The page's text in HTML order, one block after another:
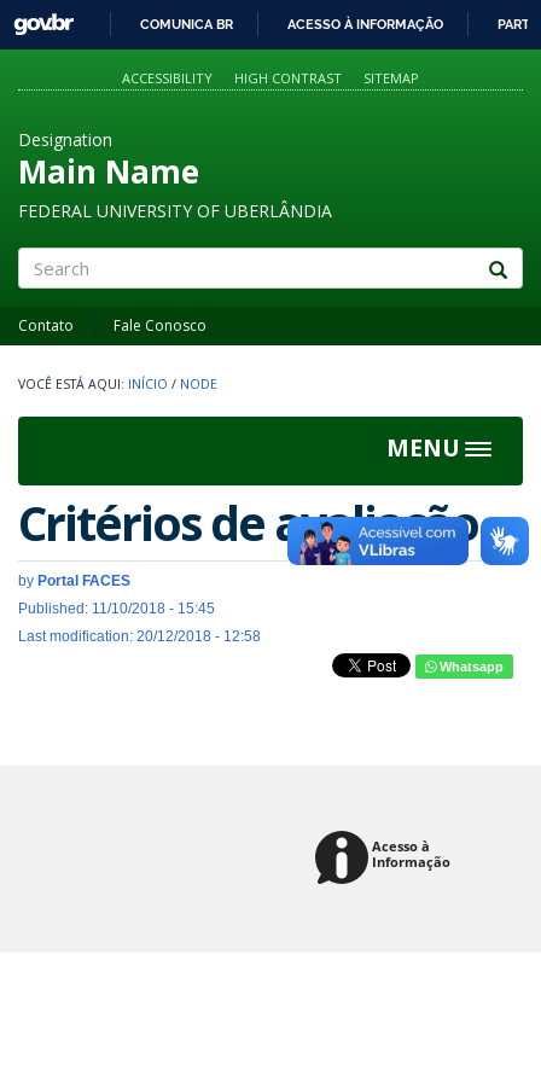
PARA
O
GOVBR
COMUNICA BR ACESSO À INFORMAÇÃO
ACCESSIBILITY HIGH CONTRAST SITEMAP
Designation
Main Name
FEDERAL UNIVERSITY OF UBERLÂNDIA
Contato Fale Conosco
INÍCIO / NODE
MENU
Toggle
Critérios de avaliação
by Portal FACES
Published: 11/10/2018 - 15:45
Last modification: 20/12/2018 - 12:58
Whatsapp